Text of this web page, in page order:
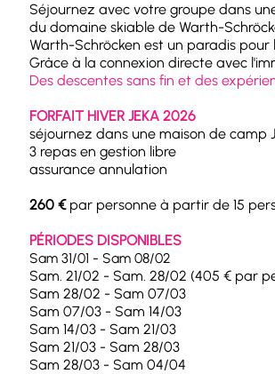
Séjournez avec votre groupe dans
du domaine skiable de Warth-
Warth-Schröcken est un paradis
Grâce à la connexion directe avec
Des descentes sans fin et des
FORFAIT HIVER JEKA 2026
séjournez dans une maison de camp
3 repas en gestion libre
assurance annulation
260 €par personne à partir de 15
PÉRIODES DISPONIBLES
Sam 31/01 - Sam 08/02
Sam. 21/02 - Sam. 28/02 (405 € par
Sam 28/02 - Sam 07/03
Sam 07/03 - Sam 14/03
Sam 14/03 - Sam 21/03
Sam 21/03 - Sam 28/03
Sam 28/03 - Sam 04/04